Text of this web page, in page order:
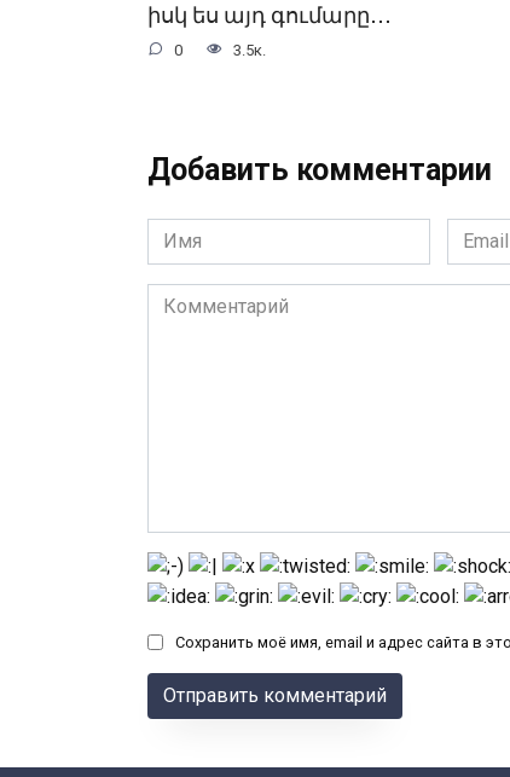
իսկ ես այդ գումարը․․․
0 3.5к.
Добавить комментарии
Имя
*
Email
*
Комментарий
Сохранить моё имя, email и адрес сайта в